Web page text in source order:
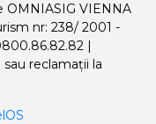
OMNIASIG VIENNA
nr: 238/ 2001 -
|
sau reclamații la